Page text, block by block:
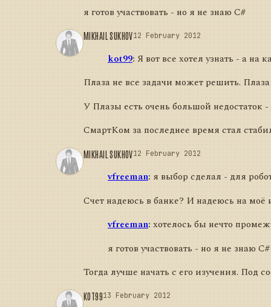
я готов участвовать - но я не знаю C#
MIKHAIL SUKHOV12 February 2012
kot99: Я вот все хотел узнать - а на
Плаза не все задачи может решить.
У Плазы есть очень большой недостаток
СмартКом за последнее время стал
MIKHAIL SUKHOV12 February 2012
vfreeman: я выбор сделал - для
Счет надеюсь в банке? И надеюсь на
vfreeman: хотелось бы нечто
я готов участвовать - но я не знаю C#
Тогда лучше начать с его изучения. Под
KOT9913 February 2012